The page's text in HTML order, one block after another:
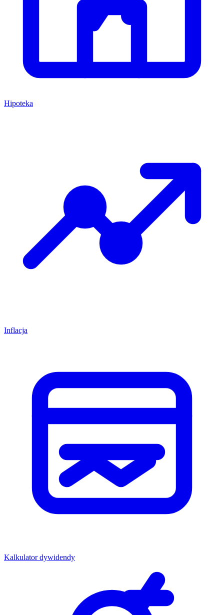
Hipoteka
Inflacja
Kalkulator dywidendy